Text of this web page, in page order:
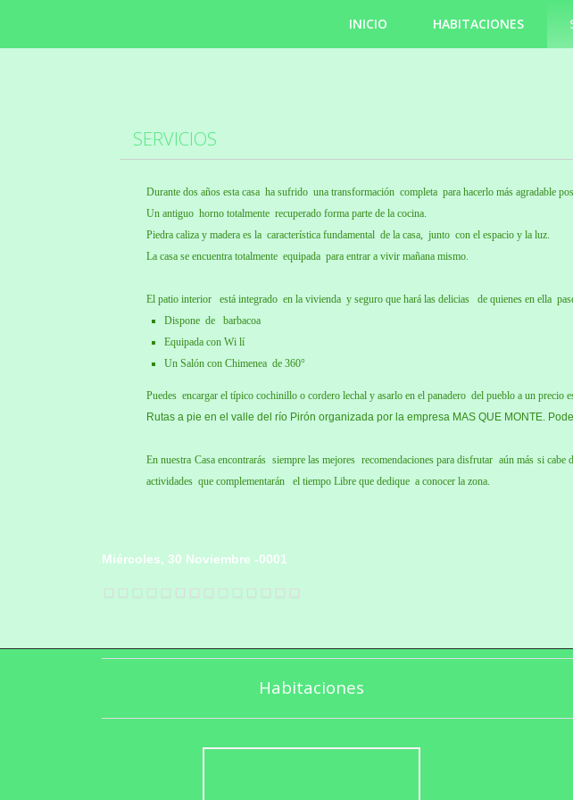
INICIO HABITACIONES
SERVICIOS
Durante dos años esta casa ha sufrido una transformación completa para hacerlo más agradable
Un antiguo horno totalmente recuperado forma parte de la cocina.
Piedra caliza y madera es la característica fundamental de la casa, junto con el espacio y la luz.
La casa se encuentra totalmente equipada para entrar a vivir mañana mismo.
El patio interior está integrado en la vivienda y seguro que hará las delicias de quienes en ella
Dispone de barbacoa
Equipada con Wi lí
Un Salón con Chimenea de 360°
Puedes encargar el típico cochinillo o cordero lechal y asarlo en el panadero del pueblo a un precio
Rutas a pie en el valle del río Pirón organizada por la empresa MAS QUE MONTE.
En nuestra Casa encontrarás siempre las mejores recomendaciones para disfrutar aún más si
actividades que complementarán el tiempo Libre que dedique a conocer la zona.
Miércoles, 30 Noviembre -0001
Habitaciones